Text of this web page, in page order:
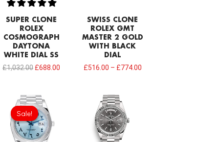
SUPER CLONE
ROLEX
COSMOGRAPH
DAYTONA
WHITE DIAL SS
£1,032.00 £688.00
SWISS CLONE
ROLEX GMT
MASTER 2 GOLD
WITH BLACK
DIAL
£516.00 – £774.00
Sale!
Sale!
Original
price
was:
£1,032.00.